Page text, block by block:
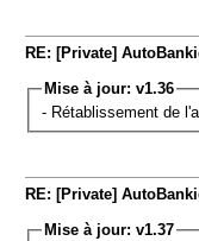
RE: [Private]
Mise à jour: v1.36
- Rétablissement de
RE: [Private]
Mise à jour: v1.37